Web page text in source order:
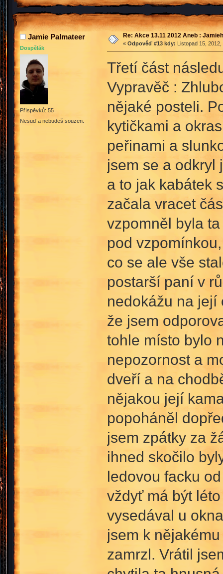
Jamie Palmateer
Dospělák
Příspěvků: 55
Nesuď a nebudeš souzen.
Re: Akce 13.11 2012 Aneb :
« Odpověď #13 kdy: Listopad 15,
Třetí část
Vypravěč :
nějaké posteli.
kytičkami a
peřinami a
jsem se a odkryl
a to jak kabátek
začala vracet
vzpomněl byla
pod
co se ale vše
postarší paní v
nedokážu na její
že jsem
tohle místo bylo
nepozornost a
dveří a na
nějakou její
popoháněl
jsem zpátky za
ihned skočilo
ledovou facku
vždyť má být
vysedával u
jsem k
zamrzl. Vrátil